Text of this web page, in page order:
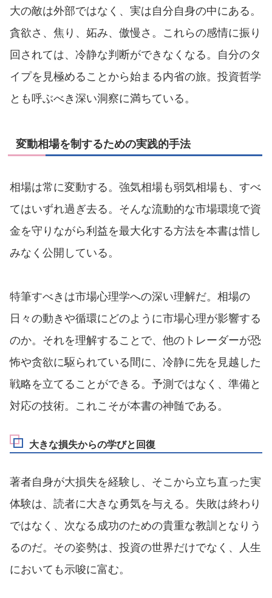
大の敵は外部ではなく、実は自分自身の中にある。
貪欲さ、焦り、妬み、傲慢さ。これらの感情に振り
回されては、冷静な判断ができなくなる。自分のタ
イプを見極めることから始まる内省の旅。投資哲学
とも呼ぶべき深い洞察に満ちている。
変動相場を制するための実践的手法
相場は常に変動する。強気相場も弱気相場も、すべ
てはいずれ過ぎ去る。そんな流動的な市場環境で資
金を守りながら利益を最大化する方法を本書は惜し
みなく公開している。
特筆すべきは市場心理学への深い理解だ。相場の
日々の動きや循環にどのように市場心理が影響する
のか。それを理解することで、他のトレーダーが恐
怖や贪欲に駆られている間に、冷静に先を見越した
戦略を立てることができる。予測ではなく、準備と
対応の技術。これこそが本書の神髄である。
大きな損失からの学びと回復
著者自身が大損失を経験し、そこから立ち直った実
体験は、読者に大きな勇気を与える。失敗は終わり
ではなく、次なる成功のための貴重な教訓となりう
るのだ。その姿勢は、投資の世界だけでなく、人生
においても示唆に富む。